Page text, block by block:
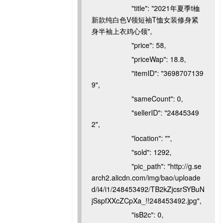
"title": "2021年夏季t桖
新款纯白色V领短袖T恤女装修身紧
身半袖上衣鸡心领",
"price": 58,
"priceWap": 18.8,
"itemID": "3698707139
9",
"sameCount": 0,
"sellerID": "24845349
2",
"location": "",
"sold": 1292,
"pic_path": "http://g.se
arch2.alicdn.com/img/bao/uploade
d/i4/i1/248453492/TB2kZjcsrSYBuN
jSspfXXcZCpXa_!!248453492.jpg",
"isB2c": 0,